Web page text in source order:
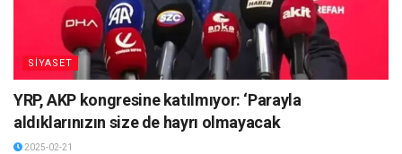
SİYASET
YRP, AKP kongresine katılmıyor: ‘Parayla
aldıklarınızın size de hayrı olmayacak
2025-02-21